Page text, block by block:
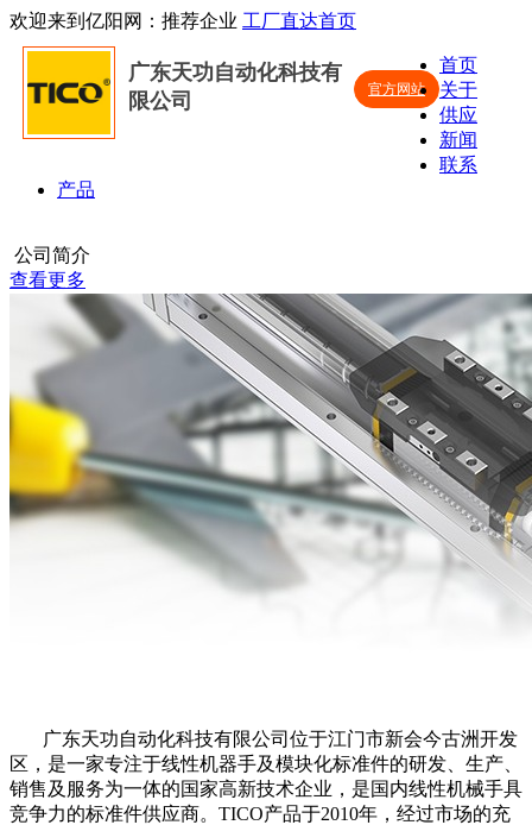
欢迎来到亿阳网：推荐企业 工厂直达首页
广东天功自动化科技有
限公司
官方网站
首页
关于
供应
新闻
联系
产品
公司简介
查看更多
广东天功自动化科技有限公司位于江门市新会今古洲开发
区，是一家专注于线性机器手及模块化标准件的研发、生产、
销售及服务为一体的国家高新技术企业，是国内线性机械手具
竞争力的标准件供应商。TICO产品于2010年，经过市场的充